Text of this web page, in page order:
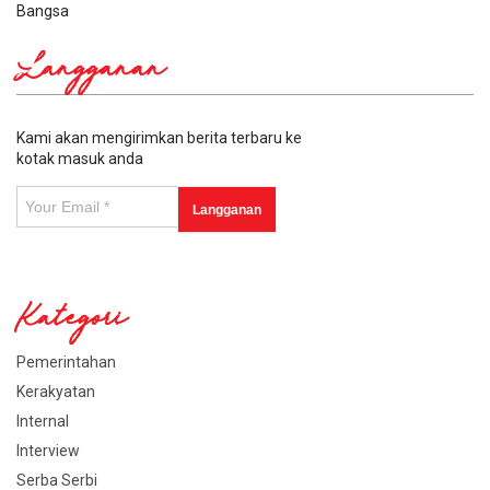
Bangsa
Langganan
Kami akan mengirimkan berita terbaru ke
kotak masuk anda
Kategori
Pemerintahan
Kerakyatan
Internal
Interview
Serba Serbi